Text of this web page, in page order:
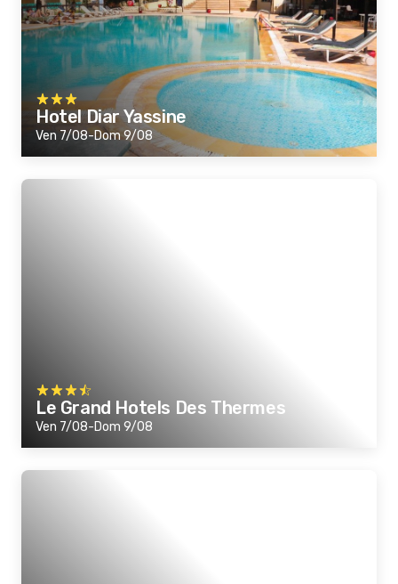
Hotel Diar Yassine
Ven 7/08-Dom 9/08
Le Grand Hotels Des Thermes
Ven 7/08-Dom 9/08